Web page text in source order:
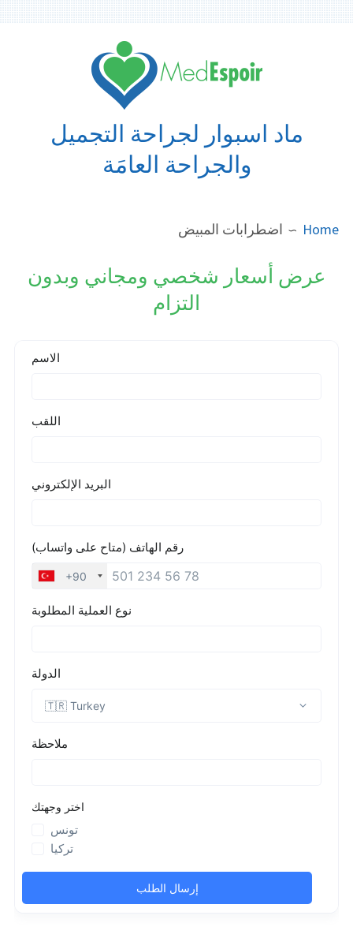
ماد اسبوار لجراحة التجميل
والجراحة العامَة
Home اضطرابات المبيض
عرض أسعار شخصي ومجاني وبدون
التزام